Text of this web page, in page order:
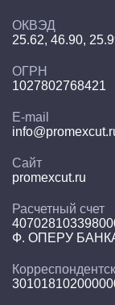
ОКВЭД
25.62, 46.90,
ОГРН
1027802768421
E-mail
Сайт
promexcut.ru
Расчетный счет
Ф. ОПЕРУ